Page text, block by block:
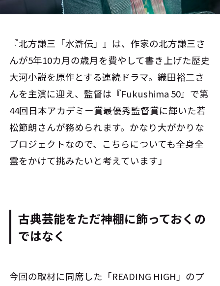
『北方謙三「水滸伝」』は、作家の北方謙三さ
んが5年10カ月の歳月を費やして書き上げた歴史
大河小説を原作とする連続ドラマ。織田裕二さ
んを主演に迎え、監督は『Fukushima 50』で第
44回日本アカデミー賞最優秀監督賞に輝いた若
松節朗さんが務められます。かなり大がかりな
プロジェクトなので、こちらについても全身全
霊をかけて挑みたいと考えています」
古典芸能をただ神棚に飾っておくの
ではなく――
今回の取材に同席した「READING HIGH」のプ